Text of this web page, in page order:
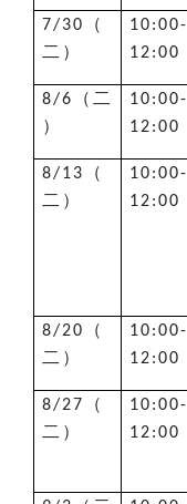
7/30
（
二）
10:00-
12:00
8/6
（二
）
10:00-
12:00
8/13
（
二）
10:00-
12:00
8/20
（
二）
10:00-
12:00
8/27
（
二）
10:00-
12:00